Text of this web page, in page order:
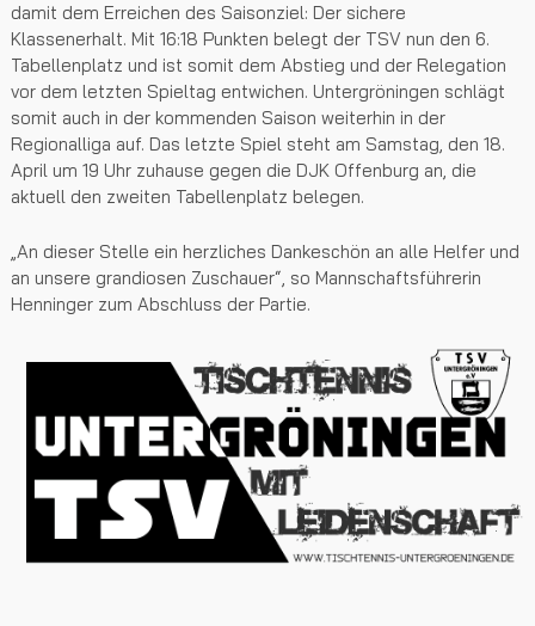
damit dem Erreichen des Saisonziel: Der sichere
Klassenerhalt. Mit 16:18 Punkten belegt der TSV nun den 6.
Tabellenplatz und ist somit dem Abstieg und der Relegation
vor dem letzten Spieltag entwichen. Untergröningen schlägt
somit auch in der kommenden Saison weiterhin in der
Regionalliga auf. Das letzte Spiel steht am Samstag, den 18.
April um 19 Uhr zuhause gegen die DJK Offenburg an, die
aktuell den zweiten Tabellenplatz belegen.
„An dieser Stelle ein herzliches Dankeschön an alle Helfer und
an unsere grandiosen Zuschauer“, so Mannschaftsführerin
Henninger zum Abschluss der Partie.